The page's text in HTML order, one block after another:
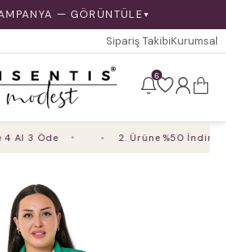
— GÖRÜNTÜLE ▼
Sipariş TakibiKurumsal
6
Al 3 Öde 2. Ürüne %50 İndirim